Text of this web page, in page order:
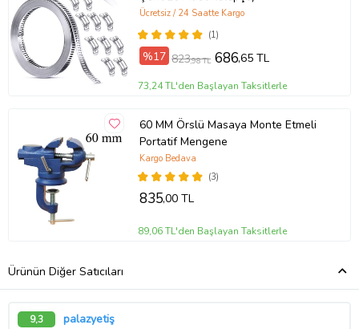
(1)
Ücretsiz / 24 Saatte Kargo
%17 823,98 TL 686,65 TL
73,24 TL'den Başlayan Taksitlerle
60 MM Örslü Masaya Monte Etmeli
Portatif Mengene
(3)
Kargo Bedava
835,00 TL
89,06 TL'den Başlayan Taksitlerle
Ürünün Diğer Satıcıları
9,3 palazyetiş